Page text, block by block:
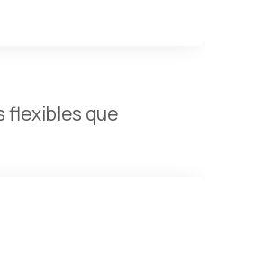
flexibles que